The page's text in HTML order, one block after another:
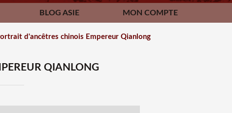
BLOG ASIE MON COMPTE
d'ancêtres chinois Empereur Qianlong
QIANLONG